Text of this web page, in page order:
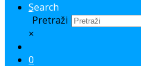
Search
Pretraži
×
0